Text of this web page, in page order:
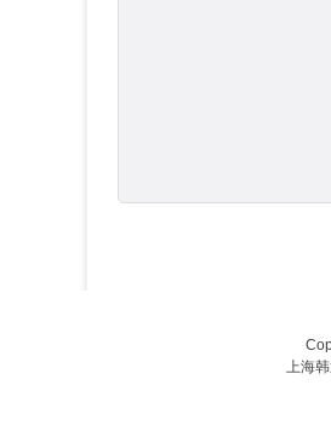
上海